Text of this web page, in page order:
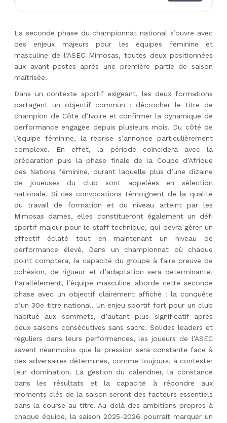
La seconde phase du championnat national s’ouvre avec
des enjeux majeurs pour les équipes féminine et
masculine de l’ASEC Mimosas, toutes deux positionnées
aux avant-postes après une première partie de saison
maîtrisée.
Dans un contexte sportif exigeant, les deux formations
partagent un objectif commun : décrocher le titre de
champion de Côte d’Ivoire et confirmer la dynamique de
performance engagée depuis plusieurs mois. Du côté de
l’équipe féminine, la reprise s’annonce particulièrement
complexe. En effet, la période coïncidera avec la
préparation puis la phase finale de la Coupe d’Afrique
des Nations féminine, durant laquelle plus d’une dizaine
de joueuses du club sont appelées en sélection
nationale. Si ces convocations témoignent de la qualité
du travail de formation et du niveau atteint par les
Mimosas dames, elles constitueront également un défi
sportif majeur pour le staff technique, qui devra gérer un
effectif éclaté tout en maintenant un niveau de
performance élevé. Dans un championnat où chaque
point comptera, la capacité du groupe à faire preuve de
cohésion, de rigueur et d’adaptation sera déterminante.
Parallèlement, l’équipe masculine aborde cette seconde
phase avec un objectif clairement affiché : la conquête
d’un 30e titre national. Un enjeu sportif fort pour un club
habitué aux sommets, d’autant plus significatif après
deux saisons consécutives sans sacre. Solides leaders et
réguliers dans leurs performances, les joueurs de l’ASEC
savent néanmoins que la pression sera constante face à
des adversaires déterminés, comme toujours, à contester
leur domination. La gestion du calendrier, la constance
dans les résultats et la capacité à répondre aux
moments clés de la saison seront des facteurs essentiels
dans la course au titre. Au-delà des ambitions propres à
chaque équipe, la saison 2025-2026 pourrait marquer un